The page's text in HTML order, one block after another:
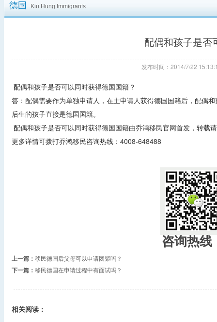
德国 Kiu Hung Immigrants
配偶和孩子是否
发布时间：2014/7/22
配偶和孩子是否可以同时获得德国国籍？
答：配偶需要作为单独申请人，在主申请人获得德国国籍后，配偶
后生的孩子直接是德国国籍。
配偶和孩子是否可以同时获得德国国籍由乔鸿移民官网首发，转载
更多详情可拨打乔鸿移民咨询热线：4008-648488
咨询热线
上一篇： 移民德国后父母可以申请团聚吗？
下一篇： 移民德国在申请过程中有面试吗？
相关阅读：